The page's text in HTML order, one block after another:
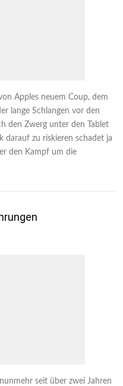
Apples neuem Coup, dem
lange Schlangen vor den
den Zwerg unter den Tablet
darauf zu riskieren schadet ja
den Kampf um die
seit über zwei Jahren